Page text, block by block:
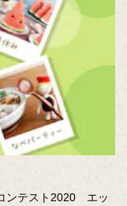
ンテスト2020 エッ